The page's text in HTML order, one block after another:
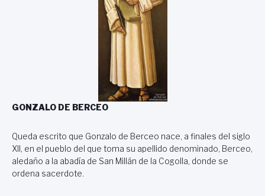
GONZALO DE BERCEO
Queda escrito que Gonzalo de Berceo nace, a finales del siglo
XII, en el pueblo del que toma su apellido denominado, Berceo,
aledaño a la abadía de San Millán de la Cogolla, donde se
ordena sacerdote.